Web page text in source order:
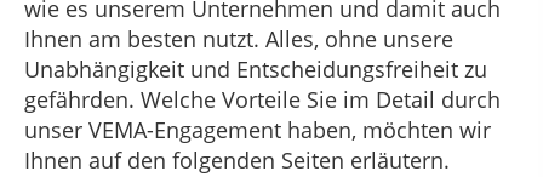
wie es unserem Unternehmen und damit auch
Ihnen am besten nutzt. Alles, ohne unsere
Unabhängigkeit und Entscheidungsfreiheit zu
gefährden. Welche Vorteile Sie im Detail durch
unser VEMA-Engagement haben, möchten wir
Ihnen auf den folgenden Seiten erläutern.